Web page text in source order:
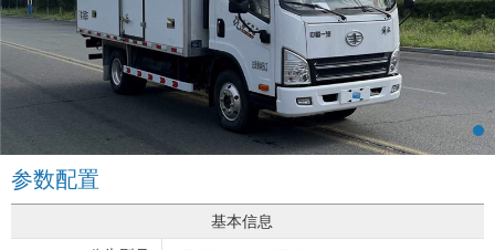
参数配置
基本信息